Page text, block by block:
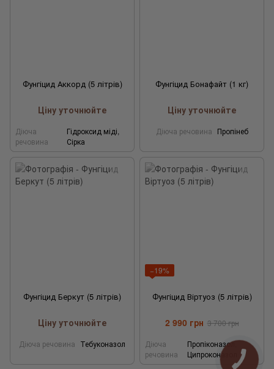
Фунгіцид Аккорд (5 літрів)
Ціну уточнюйте
Діюча
речовина
Гідроксид міді,
Сірка
Фунгіцид Бонафайт (1 кг)
Ціну уточнюйте
Діюча речовина Пропінеб
Фунгіцид Беркут (5 літрів)
Ціну уточнюйте
Діюча речовина Тебуконазол
−19%
Фунгіцид Віртуоз (5 літрів)
2 990 грн 3 700 грн
Діюча
речовина
Пропіконазол,
Ципроконазол